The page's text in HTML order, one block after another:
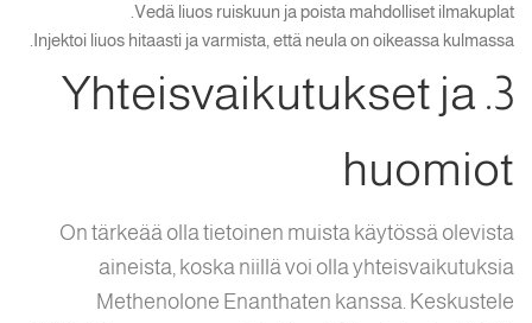
Vedä liuos ruiskuun ja poista mahdolliset ilmakuplat.
Injektoi liuos hitaasti ja varmista, että neula on oikeassa kulmassa.
3. Yhteisvaikutukset ja
huomiot
On tärkeää olla tietoinen muista käytössä olevista
aineista, koska niillä voi olla yhteisvaikutuksia
Methenolone Enanthaten kanssa. Keskustele